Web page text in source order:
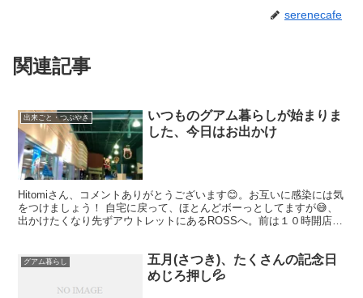
serenecafe
関連記事
出来ごと・つぶやき
いつものグアム暮らしが始まりま
した、今日はお出かけ
Hitomiさん、コメントありがとうございます😊。お互いに感染には気
をつけましょう！ 自宅に戻って、ほとんどボーっとしてますが😅、
出かけたくなり先ずアウトレットにあるROSSへ。前は１０時開店だ
グアム暮らし
五月(さつき)、たくさんの記念日
めじろ押し💦